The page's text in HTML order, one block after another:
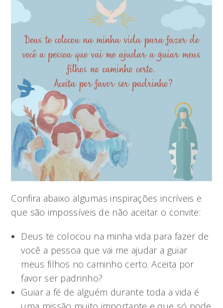
Confira abaixo algumas inspirações incríveis e
que são impossíveis de não aceitar o convite:
Deus te colocou na minha vida para fazer de
você a pessoa que vai me ajudar a guiar
meus filhos no caminho certo. Aceita por
favor ser padrinho?
Guiar a fé de alguém durante toda a vida é